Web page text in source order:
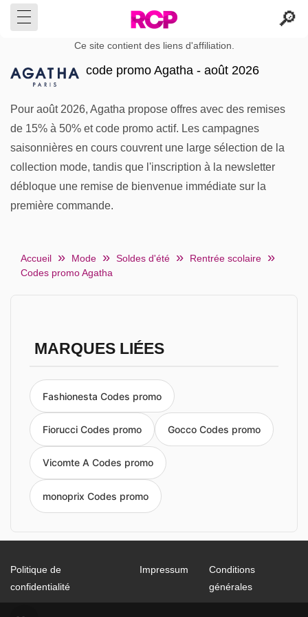
Ce site contient des liens d'affiliation.
code promo Agatha - août 2026
Pour août 2026, Agatha propose offres avec des remises
de 15% à 50% et code promo actif. Les campagnes
saisonnières en cours couvrent une large sélection de la
collection mode, tandis que l'inscription à la newsletter
débloque une remise de bienvenue immédiate sur la
première commande.
Accueil Mode Soldes d'été
Rentrée scolaire
Codes promo Agatha
MARQUES LIÉES
Fashionesta Codes promo
Fiorucci Codes promo Gocco Codes promo
Vicomte A Codes promo
monoprix Codes promo
Politique de
confidentialité
Impressum
Conditions
générales